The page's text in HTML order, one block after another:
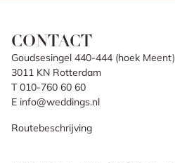
CONTACT
Goudsesingel 440-444 (hoek Meent)
3011 KN Rotterdam
T 010-760 60 60
E info@weddings.nl
Routebeschrijving